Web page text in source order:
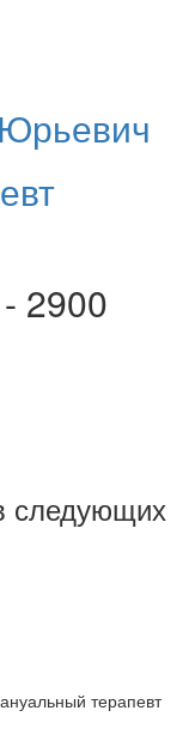
2900
следующих
терапевт